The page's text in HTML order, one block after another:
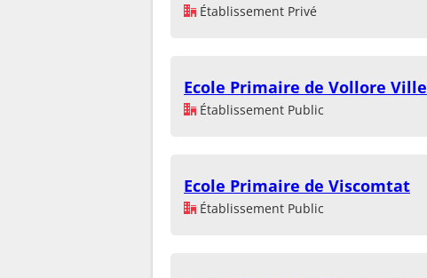
Établissement Privé
Ecole Primaire de Vollore Ville
Établissement Public
Ecole Primaire de Viscomtat
Établissement Public